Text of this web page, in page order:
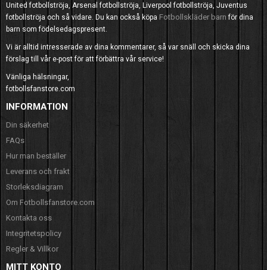
United fotbollströja, Arsenal fotbollströja, Liverpool fotbollströja, Juventus
fotbollströja och så vidare. Du kan också köpa Fotbollskläder barn för dina
barn som födelsedagspresent.
Vi är alltid intresserade av dina kommentarer, så var snäll och skicka dina
förslag till vår e-post för att förbättra vår service!
Vänliga hälsningar,
fotbollsfanstore.com
INFORMATION
Din säkerhet
FAQs
Hur man beställer
Leverans och frakt
Storleksdiagram
Om Fotbollsfanstore.com
Kontakta oss
Integritetspolicy
Regler & Villkor
MITT KONTO